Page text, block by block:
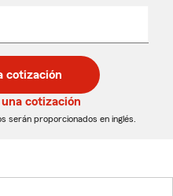
cotización
cotización
serán proporcionados en inglés.